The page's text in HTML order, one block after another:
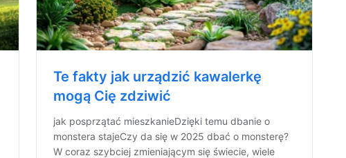
Te fakty jak urządzić kawalerkę
mogą Cię zdziwić
jak posprzątać mieszkanieDzięki temu dbanie o
monstera stajeCzy da się w 2025 dbać o monsterę?
W coraz szybciej zmieniającym się świecie, wiele